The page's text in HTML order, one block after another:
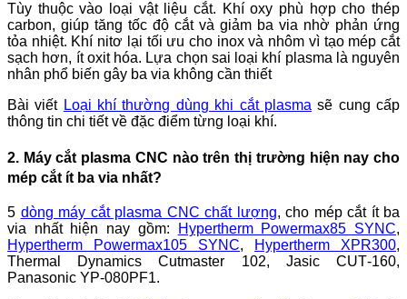
Tùy thuộc vào loại vật liệu cắt. Khí oxy phù hợp cho thép
carbon, giúp tăng tốc độ cắt và giảm ba via nhờ phản ứng
tỏa nhiệt. Khí nitơ lại tối ưu cho inox và nhôm vì tạo mép cắt
sạch hơn, ít oxit hóa. Lựa chọn sai loại khí plasma là nguyên
nhân phổ biến gây ba via không cần thiết
Bài viết Loại khí thường dùng khi cắt plasmasẽ cung cấp
thông tin chi tiết về đặc điểm từng loại khí.
2. Máy cắt plasma CNC nào trên thị trường hiện nay cho
mép cắt ít ba via nhất?
5 dòng máy cắt plasma CNC chất lượng, cho mép cắt ít ba
via nhất hiện nay gồm:
Hypertherm Powermax85 SYNC,
Hypertherm Powermax105 SYNC, Hypertherm XPR300,
Thermal Dynamics Cutmaster 102, Jasic CUT‑160,
Panasonic YP-080PF1.